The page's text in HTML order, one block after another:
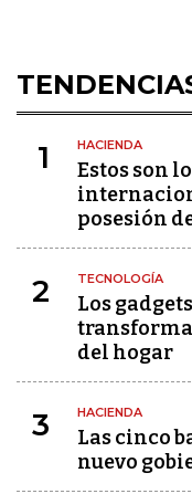
1 HACIENDA
Estos son
posesión
2 TECNOLOGÍA
Los
del hogar
3 HACIENDA
Las cinco
nuevo